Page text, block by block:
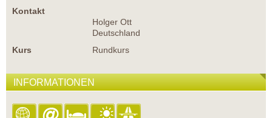
Kontakt
Holger Ott
Deutschland
Kurs
Rundkurs
INFORMATIONEN